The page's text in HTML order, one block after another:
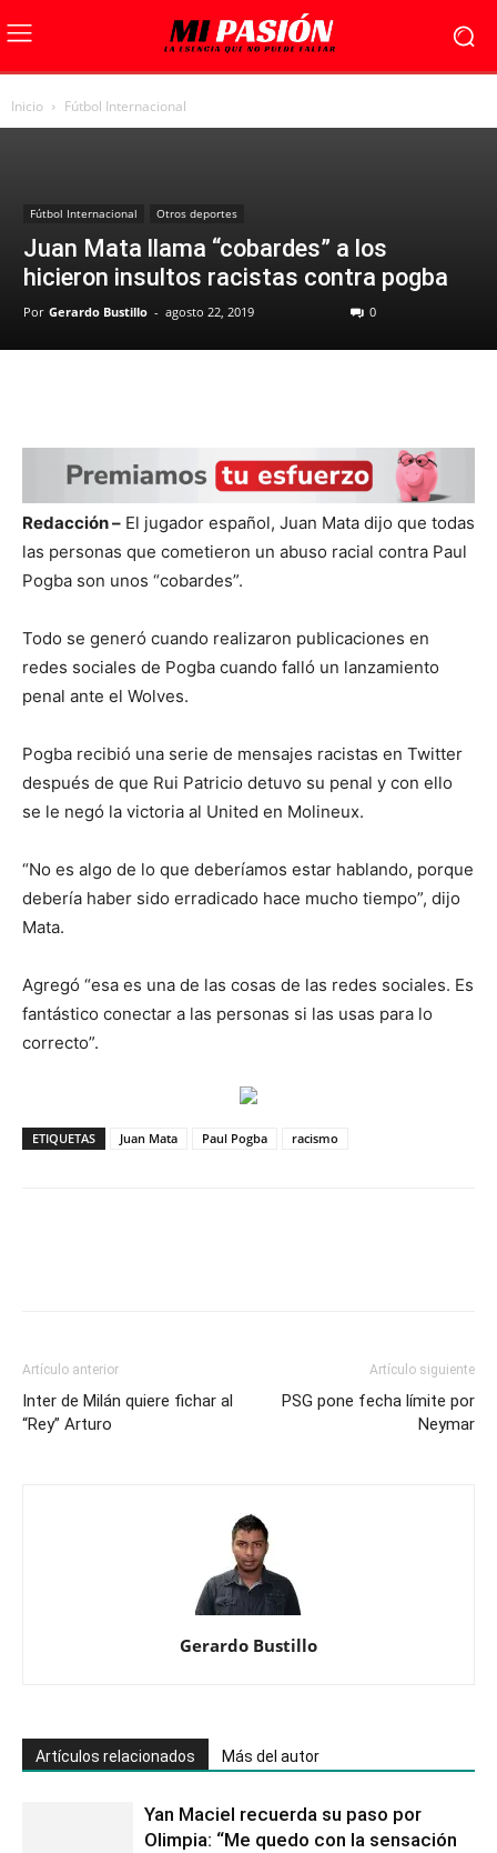
Inicio Fútbol Internacional
Fútbol Internacional Otros deportes
Juan Mata llama “cobardes” a los
hicieron insultos racistas contra pogba
Por Gerardo Bustillo - agosto 22, 2019 0
Redacción – El jugador español, Juan Mata dijo que todas
las personas que cometieron un abuso racial contra Paul
Pogba son unos “cobardes”.
Todo se generó cuando realizaron publicaciones en
redes sociales de Pogba cuando falló un lanzamiento
penal ante el Wolves.
Pogba recibió una serie de mensajes racistas en Twitter
después de que Rui Patricio detuvo su penal y con ello
se le negó la victoria al United en Molineux.
“No es algo de lo que deberíamos estar hablando, porque
debería haber sido erradicado hace mucho tiempo”, dijo
Mata.
Agregó “esa es una de las cosas de las redes sociales. Es
fantástico conectar a las personas si las usas para lo
correcto”.
ETIQUETAS Juan Mata Paul Pogba racismo
Artículo anterior
Inter de Milán quiere fichar al
“Rey” Arturo
Artículo siguiente
PSG pone fecha límite por
Neymar
Gerardo Bustillo
Artículos relacionados Más del autor
Yan Maciel recuerda su paso por
Olimpia: “Me quedo con la sensación